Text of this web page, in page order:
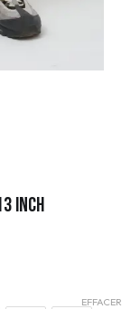
Inch
EFFACER